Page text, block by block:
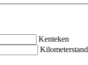
Kenteken
Kilometerstand